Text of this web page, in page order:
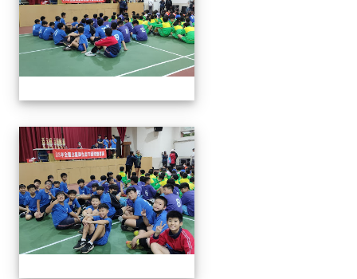
113年全國北區師生盃巧固